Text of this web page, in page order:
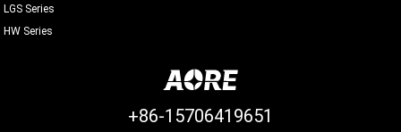
LGS Series
HW Series
+86-15706419651